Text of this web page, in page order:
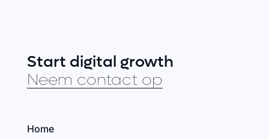
Start digital growth
Neem contact op
Home